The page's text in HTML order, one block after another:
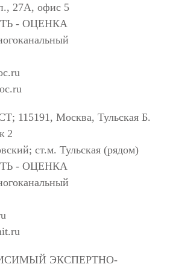
27А, офис 5
- ОЦЕНКА
Москва, Тульская Б.
2
ст.м. Тульская (рядом)
- ОЦЕНКА
ЭКСПЕРТНО-